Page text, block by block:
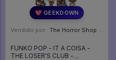
💖 GEEKDOWN
Vendido por: The Horror Shop - Colecionáveis - MG
FUNKO POP - IT A COISA -
THE LOSER'S CLUB -